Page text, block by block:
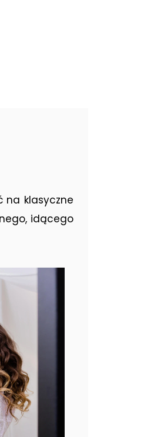
na klasyczne
idącego